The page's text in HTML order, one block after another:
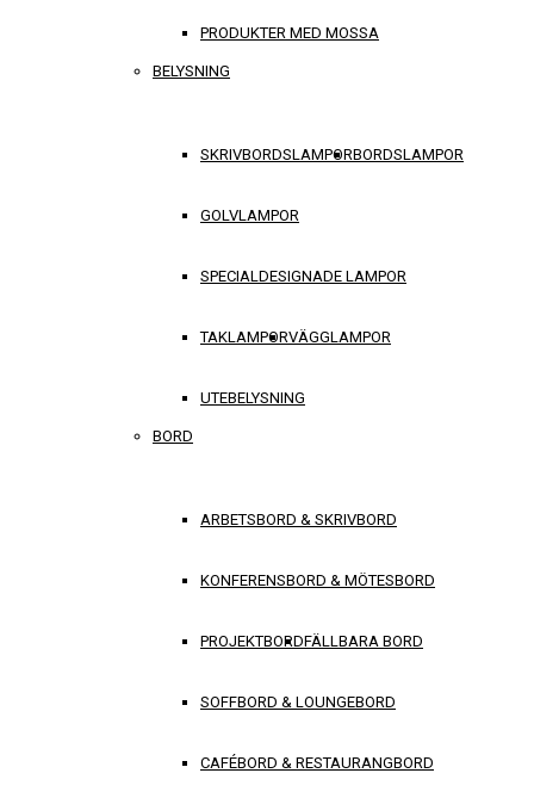
PRODUKTER MED MOSSA
BELYSNING
SKRIVBORDSLAMPORBORDSLAMPOR
GOLVLAMPOR
SPECIALDESIGNADE LAMPOR
TAKLAMPORVÄGGLAMPOR
UTEBELYSNING
BORD
ARBETSBORD & SKRIVBORD
KONFERENSBORD & MÖTESBORD
PROJEKTBORDFÄLLBARA BORD
SOFFBORD & LOUNGEBORD
CAFÉBORD & RESTAURANGBORD